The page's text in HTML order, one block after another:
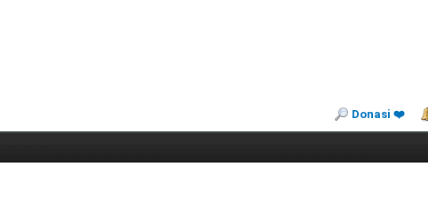
Donasi ❤️